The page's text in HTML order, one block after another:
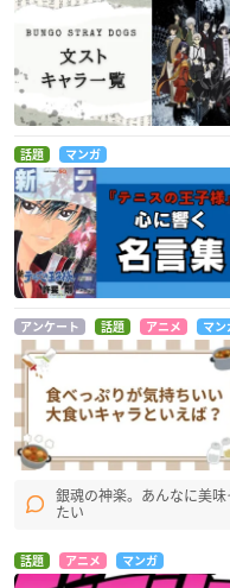
話題 マンガ
アンケート 話題 アニメ マン
銀魂の神楽。あんなに美
たい
話題 アニメ マンガ